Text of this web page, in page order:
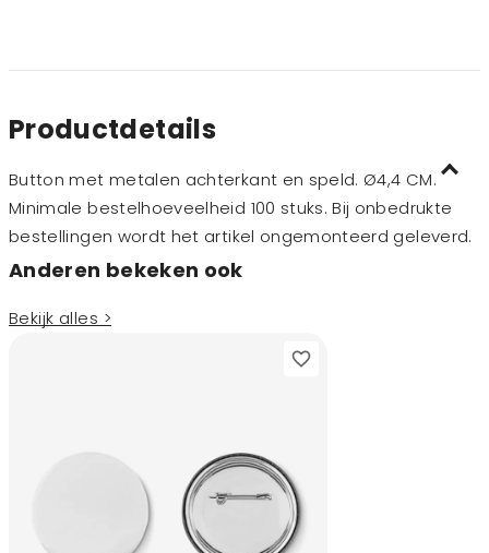
Productdetails
Button met metalen achterkant en speld. Ø4,4 CM.
Minimale bestelhoeveelheid 100 stuks. Bij onbedrukte
bestellingen wordt het artikel ongemonteerd geleverd.
Anderen bekeken ook
Bekijk alles >